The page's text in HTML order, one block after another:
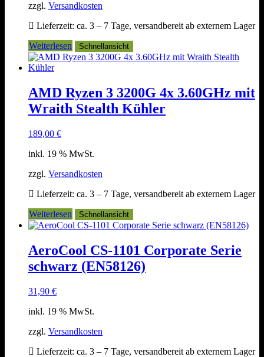
zzgl. Versandkosten
Lieferzeit: ca. 3 – 7 Tage, versandbereit ab externem Lager
Weiterlesen
Schnellansicht
AMD Ryzen 3 3200G 4x 3.60GHz mit
Wraith Stealth Kühler
189,00 €
inkl. 19 % MwSt.
zzgl. Versandkosten
Lieferzeit: ca. 3 – 7 Tage, versandbereit ab externem Lager
Weiterlesen
Schnellansicht
AeroCool CS-1101 Corporate Serie
schwarz (EN58126)
31,90 €
inkl. 19 % MwSt.
zzgl. Versandkosten
Lieferzeit: ca. 3 – 7 Tage, versandbereit ab externem Lager